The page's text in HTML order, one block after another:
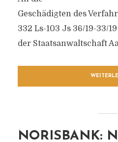
Geschädigten des
332 Ls-103 Js 36/19-33/19
der Staatsanwaltschaft
NORISBANK: